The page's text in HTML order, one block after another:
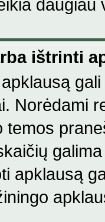
daugiau
ištrinti
Norėdami
temos
apklausą